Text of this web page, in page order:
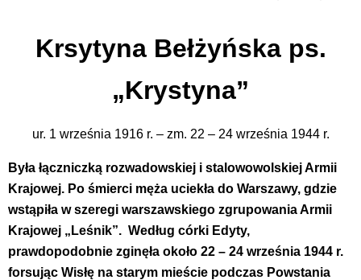
Krsytyna Bełżyńska ps.
„Krystyna”
ur. 1 września 1916 r. – zm. 22 – 24 września 1944 r.
Była łączniczką rozwadowskiej i stalowowolskiej Armii
Krajowej. Po śmierci męża uciekła do Warszawy, gdzie
wstąpiła w szeregi warszawskiego zgrupowania Armii
Krajowej „Leśnik”. Według córki Edyty,
prawdopodobnie zginęła około 22 – 24 września 1944 r.
forsując Wisłę na starym mieście podczas Powstania